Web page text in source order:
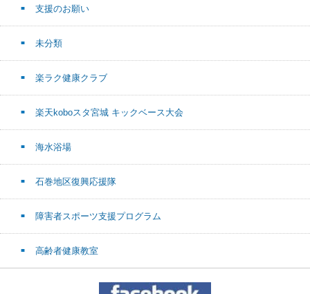
支援のお願い
未分類
楽ラク健康クラブ
楽天koboスタ宮城 キックベース大会
海水浴場
石巻地区復興応援隊
障害者スポーツ支援プログラム
高齢者健康教室